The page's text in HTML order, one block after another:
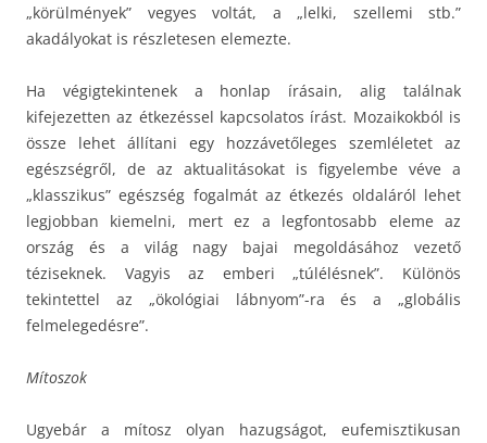
„körülmények” vegyes voltát, a „lelki, szellemi stb.”
akadályokat is részletesen elemezte.
Ha végigtekintenek a honlap írásain, alig találnak
kifejezetten az étkezéssel kapcsolatos írást. Mozaikokból is
össze lehet állítani egy hozzávetőleges szemléletet az
egészségről, de az aktualitásokat is figyelembe véve a
„klasszikus” egészség fogalmát az étkezés oldaláról lehet
legjobban kiemelni, mert ez a legfontosabb eleme az
ország és a világ nagy bajai megoldásához vezető
téziseknek. Vagyis az emberi „túlélésnek”. Különös
tekintettel az „ökológiai lábnyom”-ra és a „globális
felmelegedésre”.
Mítoszok
Ugyebár a mítosz olyan hazugságot, eufemisztikusan